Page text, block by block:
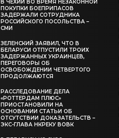
В ЧЕХИИ ВО ВРЕМЯ НЕЗАКОННОЙ
ПОКУПКИ БОЕПРИПАСОВ
ЗАДЕРЖАЛИ СОТРУДНИКА
РОССИЙСКОГО ПОСОЛЬСТВА –
СМИ
ЗЕЛЕНСКИЙ ЗАЯВИЛ, ЧТО В
БЕЛАРУСИ ОТПУСТИЛИ ТРОИХ
ЗАДЕРЖАННЫХ УКРАИНЦЕВ,
ПЕРЕГОВОРЫ ОБ
ОСВОБОЖДЕНИИ ЧЕТВЕРТОГО
ПРОДОЛЖАЮТСЯ
РАССЛЕДОВАНИЕ ДЕЛА
«РОТТЕРДАМ ПЛЮС»
ПРИОСТАНОВИЛИ НА
ОСНОВАНИИ СТАТЬИ ОБ
ОТСУТСТВИИ ДОКАЗАТЕЛЬСТВ –
ЭКС-ГЛАВА НКРЕКУ ВОВК